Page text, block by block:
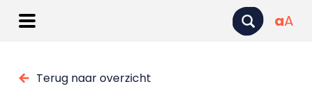
aA
Terug naar overzicht